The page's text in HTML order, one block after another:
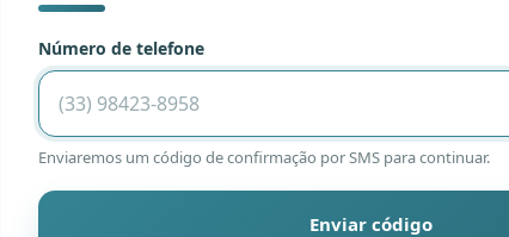
Número de telefone
Enviaremos um código de confirmação por SMS para continuar.
Enviar código